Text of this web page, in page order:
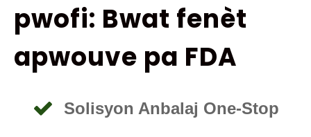
pwofi: Bwat fenèt
apwouve pa FDA
Solisyon Anbalaj One-Stop